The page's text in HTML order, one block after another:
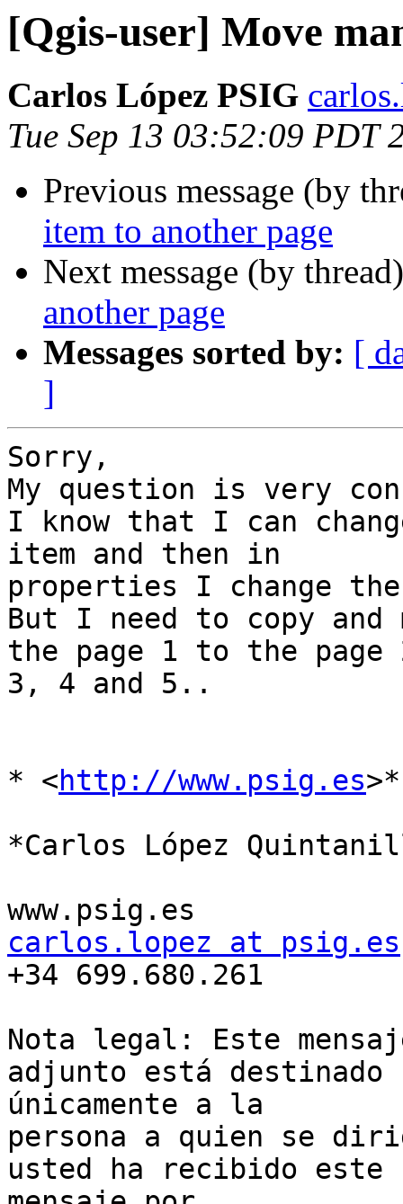
[Qgis-user] Move
Carlos López PSIG
Tue Sep 13 03:52:09 PDT
Previous message (by
item to another page
Next message (by
another page
Messages sorted by: [
]
Sorry,
My question is very
I know that I can
item and then in
properties I change
But I need to copy
the page 1 to the page
3, 4 and 5..
* <http://www.psig.es>*
*Carlos López
carlos.lopez at psig.es
+34 699.680.261
Nota legal: Este
adjunto está destinado
únicamente a la
persona a quien se
usted ha recibido este